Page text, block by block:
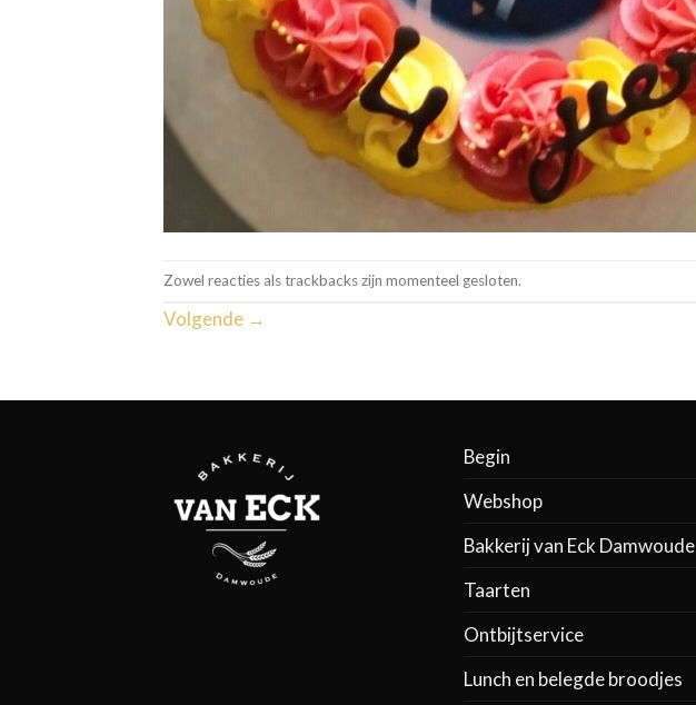
Zowel reacties als trackbacks zijn momenteel gesloten.
Volgende →
Begin
Webshop
Bakkerij van Eck Damwoude
Taarten
Ontbijtservice
Lunch en belegde broodjes